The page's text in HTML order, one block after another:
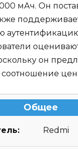
мАч. Он
он
Общее
Redmi